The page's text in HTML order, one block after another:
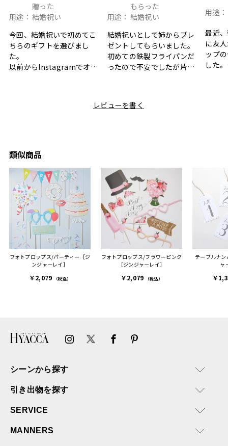
贈った
用途： 結婚祝い
今回、結婚祝いで初めてこ
ちらのギフトを選びまし
た。
以前からInstagramでオシ
と大好きなカレーのセット
ちらも大変気に入ったと写
った時は、HYACCAギフト
を選んでよかったし他の友
人にもお勧めしたいと感じ
ました。
また、こちら不注意でメー
ルアドレスを誤って入力し
登録してログインできなく
困った際にも、迅速に回答
連絡があり大変助かりまし
もらった
用途： 結婚祝い
結婚祝いとして姉からプレ
ゼントしてもらいました。
初めての鉄製フライパンだ
ったので不安でしたが片手
利です。洗い物も減って一
で、いい思い出になりまし
た。
用途：
最近
に友
ップ
した。
ヒー
レビューを書く
類似商品
フォトプロップス/パーティー［ジ
ンジャーレイ］
￥2,079 （税込）
フォトプロップス/フラワーピンク
［ジンジャーレイ］
￥2,079 （税込）
テーブルナ
ャ
￥
シーンから探す
引き出物を探す
SERVICE
MANNERS